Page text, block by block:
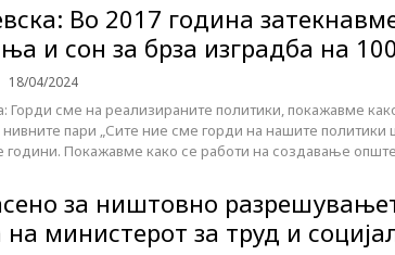
Во 2017 година
и сон за брза изградба на
18/04/2024
Горди сме на реализираните политики, покажавме
нивните пари „Сите ние сме горди на нашите
години. Покажавме како се работи на создавање
за ништовно
на министерот за труд и